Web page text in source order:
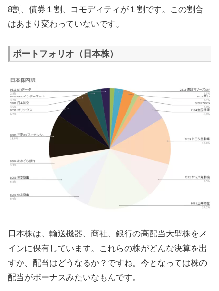
8割、債券１割、コモディティが１割です。この割合
はあまり変わっていないです。
ポートフォリオ（日本株）
日本株は、輸送機器、商社、銀行の高配当大型株をメ
インに保有しています。これらの株がどんな決算を出
すか、配当はどうなるか？ですね。今となっては株の
配当がボーナスみたいなもんです。